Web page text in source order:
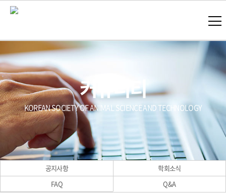
커뮤니티
KOREAN SOCIETY OF ANIMAL SCIENCE AND TECHNOLOGY
공지사항
학회소식
FAQ
Q&A